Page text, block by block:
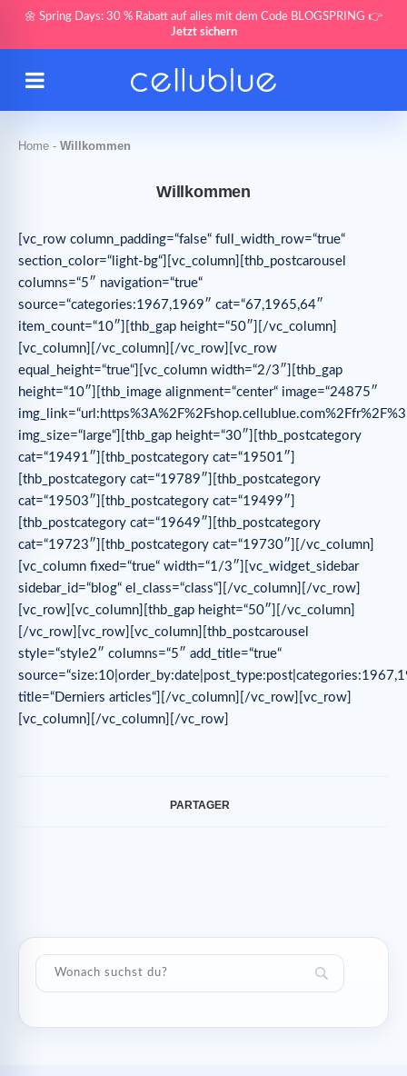
🌼 Spring Days: 30 % Rabatt auf alles mit dem Code BLOGSPRING 👉
Jetzt sichern
Home - Willkommen
Willkommen
[vc_row column_padding=“false“ full_width_row=“true“
section_color=“light-bg“][vc_column][thb_postcarousel
columns=“5″ navigation=“true“
source=“categories:1967,1969″ cat=“67,1965,64″
item_count=“10″][thb_gap height=“50″][/vc_column]
[vc_column][/vc_column][/vc_row][vc_row
equal_height=“true“][vc_column width=“2/3″][thb_gap
height=“10″][thb_image alignment=“center“ image=“24875″
img_size=“large“][thb_gap height=“30″][thb_postcategory
cat=“19491″][thb_postcategory cat=“19501″]
[thb_postcategory cat=“19789″][thb_postcategory
cat=“19503″][thb_postcategory cat=“19499″]
[thb_postcategory cat=“19649″][thb_postcategory
cat=“19723″][thb_postcategory cat=“19730″][/vc_column]
[vc_column fixed=“true“ width=“1/3″][vc_widget_sidebar
sidebar_id=“blog“ el_class=“class“][/vc_column][/vc_row]
[vc_row][vc_column][thb_gap height=“50″][/vc_column]
[/vc_row][vc_row][vc_column][thb_postcarousel
style=“style2″ columns=“5″ add_title=“true“
title=“Derniers articles“][/vc_column][/vc_row][vc_row]
[vc_column][/vc_column][/vc_row]
PARTAGER